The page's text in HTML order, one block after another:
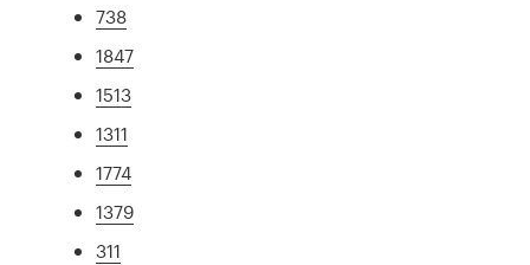
738
1847
1513
1311
1774
1379
311